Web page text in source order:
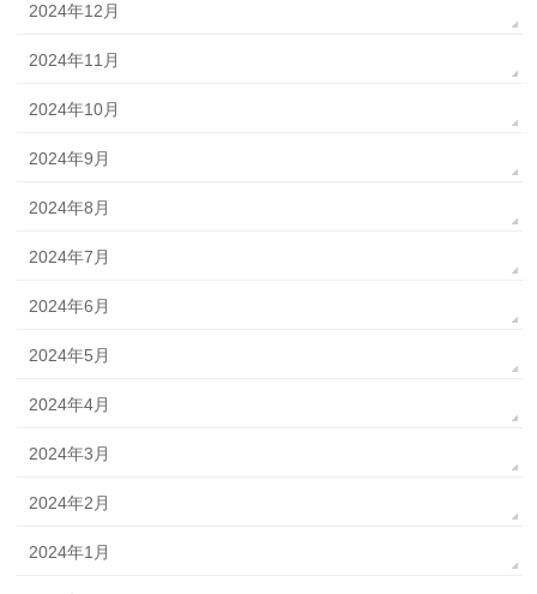
2024年12月
2024年11月
2024年10月
2024年9月
2024年8月
2024年7月
2024年6月
2024年5月
2024年4月
2024年3月
2024年2月
2024年1月